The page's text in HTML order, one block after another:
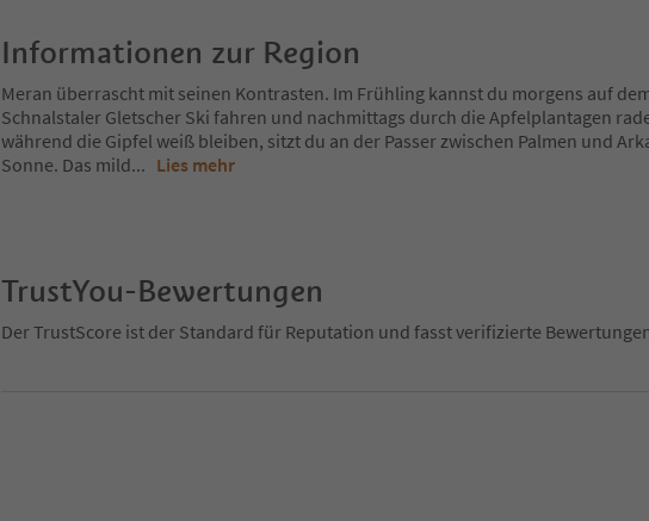
Informationen zur Region
Meran überrascht mit seinen Kontrasten. Im Frühling kannst du morgens auf
Schnalstaler Gletscher Ski fahren und nachmittags durch die Apfelplantagen
während die Gipfel weiß bleiben, sitzt du an der Passer zwischen Palmen und
Sonne. Das mild... Lies mehr
TrustYou-Bewertungen
Der TrustScore ist der Standard für Reputation und fasst verifizierte